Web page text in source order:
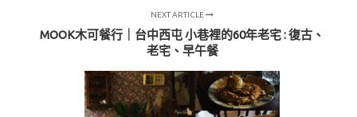
NEXT ARTICLE
MOOK木可餐行｜台中西屯 小巷裡的60年老宅 : 復古、
老宅、早午餐